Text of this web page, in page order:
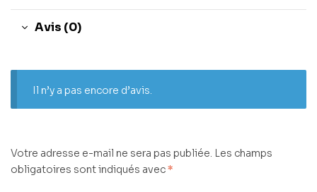
Avis (0)
Il n’y a pas encore d’avis.
Votre adresse e-mail ne sera pas publiée. Les champs
obligatoires sont indiqués avec*